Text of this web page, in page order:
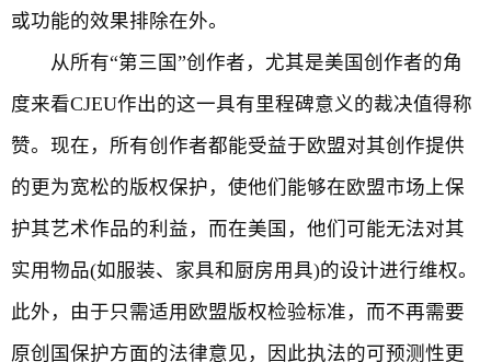
或功能的效果排除在外。
从所有“第三国”创作者，尤其是美国创作者的角
度来看CJEU作出的这一具有里程碑意义的裁决值得称
赞。现在，所有创作者都能受益于欧盟对其创作提供
的更为宽松的版权保护，使他们能够在欧盟市场上保
护其艺术作品的利益，而在美国，他们可能无法对其
实用物品(如服装、家具和厨房用具)的设计进行维权。
此外，由于只需适用欧盟版权检验标准，而不再需要
原创国保护方面的法律意见，因此执法的可预测性更